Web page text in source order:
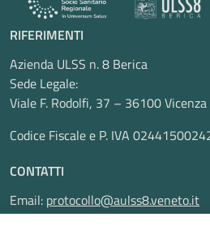
RIFERIMENTI
Azienda ULSS n. 8 Berica
Sede Legale:
Viale F. Rodolfi, 37 – 36100 Vicenza
Codice Fiscale e P. IVA
CONTATTI
Email: protocollo@aulss8.veneto.it
Pec:protocollo.aulss8@pecveneto.it